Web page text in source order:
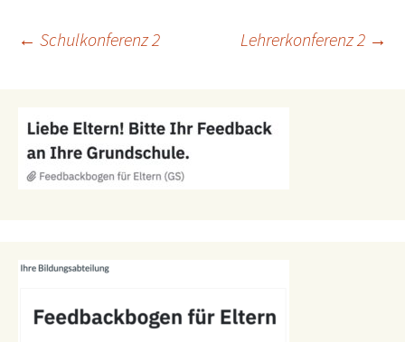
Beitragsnavigation
← Schulkonferenz 2 Lehrerkonferenz 2 →